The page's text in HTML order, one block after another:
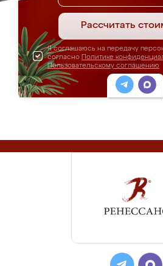
Рассчитать
Я соглашаюсь на передачу
согласно Политике
Пользовательскому соглашению